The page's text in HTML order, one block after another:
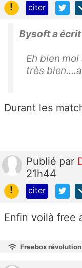
!
citer
Bysoft a écrit
Eh bien
très
Durant les
Publié par
21h44
!
citer
Enfin voilà free
Freebox révolution